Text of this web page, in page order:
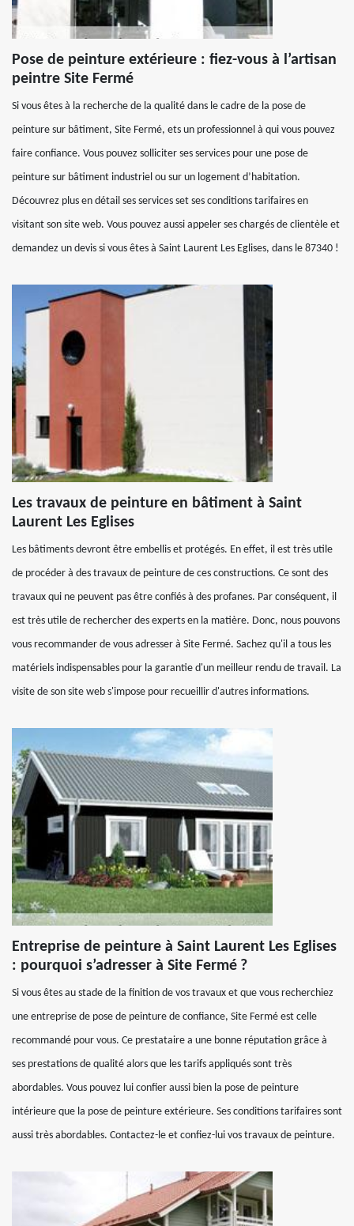
Pose de peinture extérieure : fiez-vous à l’artisan
peintre Site Fermé
Si vous êtes à la recherche de la qualité dans le cadre de la pose de
peinture sur bâtiment, Site Fermé, ets un professionnel à qui vous pouvez
faire confiance. Vous pouvez solliciter ses services pour une pose de
peinture sur bâtiment industriel ou sur un logement d’habitation.
Découvrez plus en détail ses services set ses conditions tarifaires en
visitant son site web. Vous pouvez aussi appeler ses chargés de clientèle et
demandez un devis si vous êtes à Saint Laurent Les Eglises, dans le 87340 !
Les travaux de peinture en bâtiment à Saint
Laurent Les Eglises
Les bâtiments devront être embellis et protégés. En effet, il est très utile
de procéder à des travaux de peinture de ces constructions. Ce sont des
travaux qui ne peuvent pas être confiés à des profanes. Par conséquent, il
est très utile de rechercher des experts en la matière. Donc, nous pouvons
vous recommander de vous adresser à Site Fermé. Sachez qu'il a tous les
matériels indispensables pour la garantie d'un meilleur rendu de travail. La
visite de son site web s'impose pour recueillir d'autres informations.
Entreprise de peinture à Saint Laurent Les Eglises
: pourquoi s’adresser à Site Fermé ?
Si vous êtes au stade de la finition de vos travaux et que vous recherchiez
une entreprise de pose de peinture de confiance, Site Fermé est celle
recommandé pour vous. Ce prestataire a une bonne réputation grâce à
ses prestations de qualité alors que les tarifs appliqués sont très
abordables. Vous pouvez lui confier aussi bien la pose de peinture
intérieure que la pose de peinture extérieure. Ses conditions tarifaires sont
aussi très abordables. Contactez-le et confiez-lui vos travaux de peinture.